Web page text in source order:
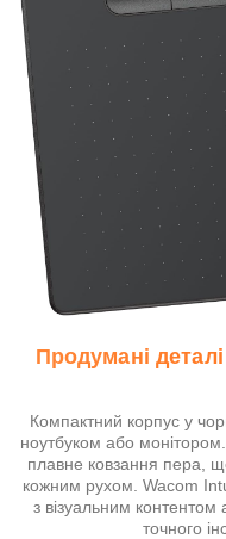
Продумані
Компактний корпус у
ноутбуком або
плавне ковзання пера,
кожним рухом. Wacom
з візуальним
точного